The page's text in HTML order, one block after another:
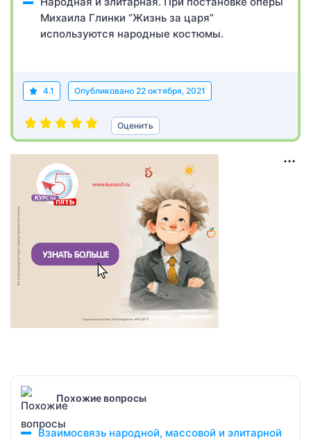
Михаила Глинки “Жизнь за царя”
используются народные костюмы.
4.1 Опубликовано 22 октября, 2021
Оценить
Похожие вопросы
Взаимосвязь народной, массовой и элитарной